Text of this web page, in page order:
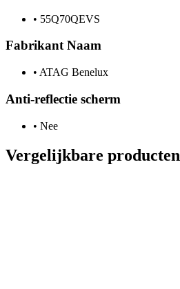
• 55Q70QEVS
Fabrikant Naam
• ATAG Benelux
Anti-reflectie scherm
• Nee
Vergelijkbare producten